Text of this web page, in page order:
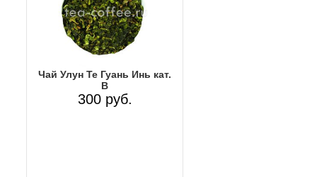
Чай Улун Те Гуань Инь кат.
В
300 руб.